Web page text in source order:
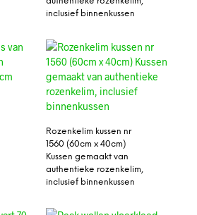
inclusief binnenkussen
Rozenkelim kussen nr
1560 (60cm x 40cm)
Kussen gemaakt van
authentieke rozenkelim,
inclusief binnenkussen